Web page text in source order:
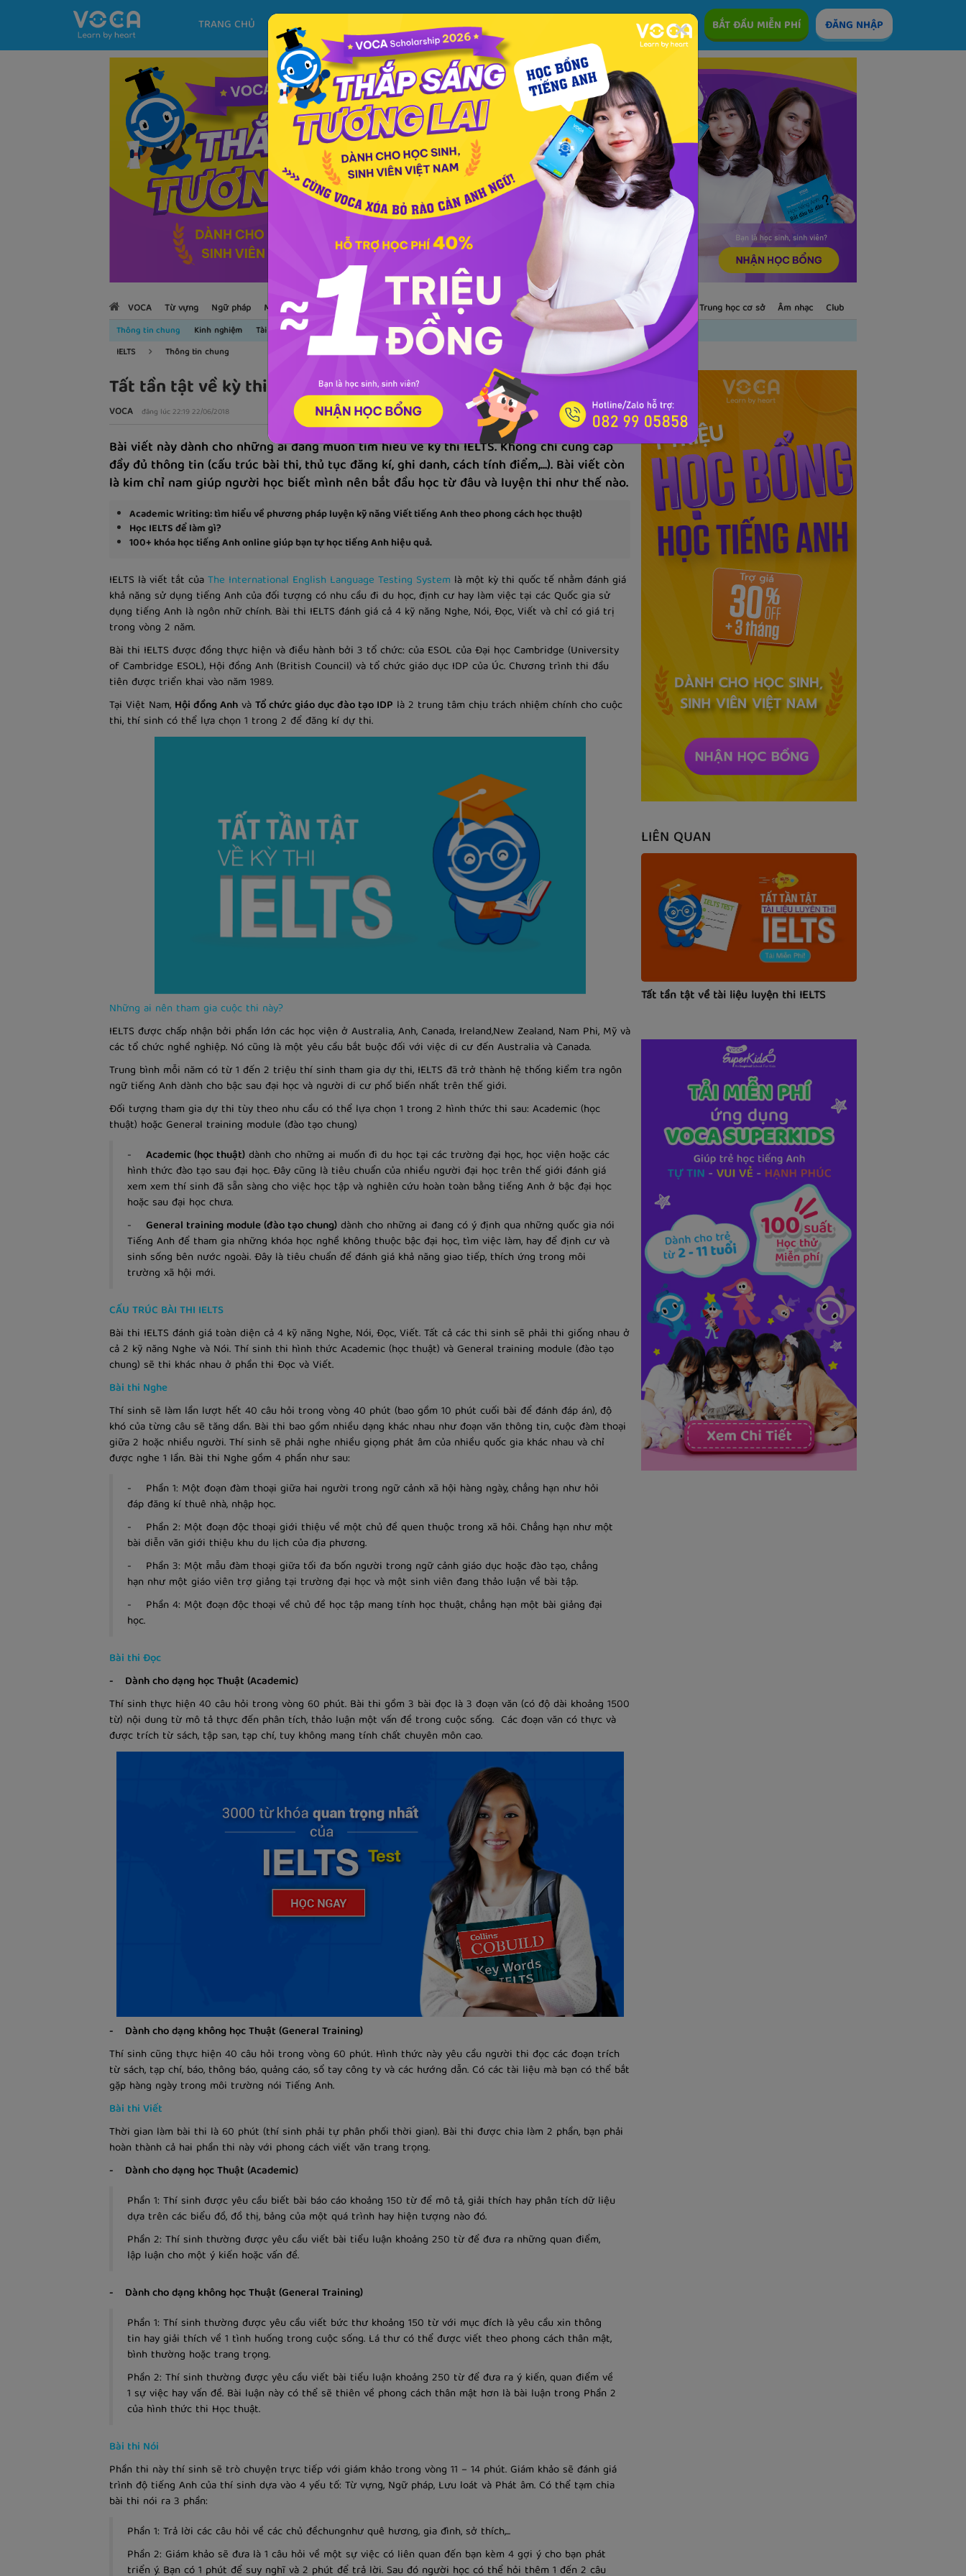
ĐĂNG NHẬP
BẮT ĐẦU MIỄN PHÍ
XEM THÊM
PREMIUM
PHƯƠNG PHÁP
KHÓA HỌC
TRANG CHỦ
VOCA Từ vựng Ngữ pháp Mẫu câu Học phát âm Giao tiếp Luyện viết Phổ thông Luyện nói TOEIC IELTS Trẻ em Trung học cơ sở Âm nhạc Club
Thông tin chung Kinh nghiệm Tài liệu học
Ngữ pháp
IELTS
Thông tin chung
Tất tần tật về kỳ thi IELTS
VOCA đăng lúc 22:19 22/06/2018
Bài viết này dành cho những ai đang muốn tìm hiểu về kỳ thi IELTS. Không chỉ cung cấp
đầy đủ thông tin (cấu trúc bài thi, thủ tục đăng kí, ghi danh, cách tính điểm,...). Bài viết còn
là kim chỉ nam giúp người học biết mình nên bắt đầu học từ đâu và luyện thi như thế nào.
Academic Writing: tìm hiểu về phương pháp luyện kỹ năng Viết tiếng Anh theo phong cách học thuật)
Học IELTS để làm gì?
100+ khóa học tiếng Anh online giúp bạn tự học tiếng Anh hiệu quả.
IELTS là viết tắt củaThe International English Language Testing System là một kỳ thi quốc tế nhằm đánh giá
khả năng sử dụng tiếng Anh của đối tượng có nhu cầu đi du học, định cư hay làm việc tại các Quốc gia sử
dụng tiếng Anh là ngôn nhữ chính. Bài thi IELTS đánh giá cả 4 kỹ năng Nghe, Nói, Đọc, Viết và chỉcó giá trị
trong vòng 2 năm.
Bài thi IELTS được đồng thực hiện và điều hành bởi 3 tổ chức: của ESOL của Đại học Cambridge (University
of Cambridge ESOL), Hội đồng Anh (British Council) và tổ chức giáo dục IDP của Úc. Chương trình thi đầu
tiên được triển khai vào năm 1989.
Tại Việt Nam, Hội đồng AnhvàTổ chức giáo dục đào tạo IDP là 2 trung tâm chịu trách nhiệm chính cho cuộc
thi, thí sinh có thể lựa chọn 1 trong 2 để đăng kí dự thi.
Những ai nên tham gia cuộc thi này?
IELTS được chấp nhận bởi phần lớn các học viện ở Australia, Anh, Canada, Ireland,New Zealand, Nam Phi, Mỹ và
các tổ chức nghề nghiệp. Nó cũng là một yêu cầu bắt buộc đối với việc di cư đến Australia và Canada.
Trung bình mỗi năm có từ 1 đến 2 triệu thí sinh tham gia dự thi, IELTS đã trở thành hệ thống kiểm tra ngôn
ngữ tiếng Anh dành cho bậc sau đại học và người di cư phổ biến nhất trên thế giới.
Đối tượng tham gia dự thi tùy theo nhu cầu có thể lựa chọn 1 trong 2 hình thức thi sau: Academic (học
thuật) hoặc General training module (đào tạo chung)
- Academic (học thuật)dành cho những ai muốn đi du học tại các trường đại học, học viện hoặc các
hình thức đào tạo sau đại học.Đây cũng là tiêu chuẩn của nhiều người đại học trên thế giới đánh giá
xem xem thí sinh đã sẵn sàng cho việc học tập và nghiên cứu hoàn toàn bằng tiếng Anh ở bậc đại học
hoặc sau đại học chưa.
- General training module (đào tạo chung)dành cho những ai đang có ý định qua những quốc gia nói
Tiếng Anh để tham gia những khóa học nghề không thuộc bậc đại học, tìm việc làm, hay để định cư và
sinh sống bên nước ngoài. Đây là tiêu chuẩn để đánh giá khả năng giao tiếp, thích ứng trong môi
trường xã hội mới.
CẤU TRÚC BÀI THI IELTS
Bài thi IELTS đánh giá toàn diện cả 4 kỹ năng Nghe, Nói, Đọc, Viết. Tất cả các thi sinh sẽ phải thi giống nhau ở
cả 2 kỹ năng Nghe và Nói. Thí sinh thi hình thức Academic (học thuật) và General training module (đào tạo
chung) sẽ thi khác nhau ở phần thi Đọc và Viết.
Bài thi Nghe
Thí sinh sẽ làm lần lượt hết 40 câu hỏi trong vòng 40 phút (bao gồm 10 phút cuối bài để đánh đáp án), độ
khó của từng câu sẽ tăng dần. Bài thi bao gồm nhiều dạng khác nhau như đoạn văn thông tin, cuộc đàm thoại
giữa 2 hoặc nhiều người. Thí sinh sẽ phải nghe nhiều giọng phát âm của nhiều quốc gia khác nhau và chỉ
được nghe 1 lần. Bài thi Nghe gồm 4 phần như sau:
- Phần 1: Một đoạn đàm thoại giữa hai người trong ngữ cảnh xã hội hàng ngày, chẳng hạn như hỏi
đáp đăng kí thuê nhà, nhập học.
- Phần 2: Một đoạn độc thoại giới thiệu về một chủ đề quen thuộc trong xã hôi. Chẳng hạn như một
bài diễn văn giới thiệu khu du lịch của địa phương.
- Phần 3: Một mẫu đàm thoại giữa tối đa bốn người trong ngữ cảnh giáo dục hoặc đào tạo, chẳng
hạn như một giáo viên trợ giảng tại trường đại học và một sinh viên đang thảo luận về bài tập.
- Phần 4: Một đoạn độc thoại về chủ đề học tập mang tính học thuật, chẳng hạn một bài giảng đại
học.
Bài thi Đọc
- Dành cho dạng học Thuật (Academic)
Thí sinh thực hiện 40 câu hỏi trong vòng 60 phút. Bài thi gồm 3 bài đọc là 3 đoạn văn (có độ dài khoảng 1500
từ) nội dung từ mô tả thực đến phân tích, thảo luận một vấn đề trong cuộc sống. Các đoạn văn có thực và
được trích từ sách, tập san, tạp chí, tuy không mang tính chất chuyên môn cao.
- Dành cho dạng không học Thuật (General Training)
Thí sinh cũng thực hiện 40 câu hỏi trong vòng 60 phút. Hình thức này yêu cầu người thi đọc các đoạn trích
từ sách, tạp chí, báo, thông báo, quảng cáo, sổ tay công ty và các hướng dẫn. Có các tài liệu mà bạn có thể bắt
gặp hàng ngày trong môi trường nói Tiếng Anh.
Bài thi Viết
Thời gian làm bài thi là 60 phút (thí sinh phải tự phân phối thời gian). Bài thi được chia làm 2 phần, bạn phải
hoàn thành cả hai phần thi này với phong cách viết văn trang trọng.
- Dành cho dạng học Thuật (Academic)
Phần 1: Thí sinh được yêu cầu biết bài báo cáo khoảng 150 từ để mô tả, giải thích hay phân tích dữ liệu
dựa trên các biểu đồ, đồ thị, bảng của một quá trình hay hiện tượng nào đó.
Phần 2: Thí sinh thường được yêu cầu viết bài tiểu luận khoảng 250 từ để đưa ra những quan điểm,
lập luận cho một ý kiến hoặc vấn đề.
- Dành cho dạng không học Thuật (General Training)
Phần 1: Thí sinh thường được yêu cầu viết bức thư khoảng 150 từ với mục đích là yêu cầu xin thông
tin hay giải thích về 1 tình huống trong cuộc sống. Lá thư có thể được viết theo phong cách thân mật,
bình thường hoặc trang trọng.
Phần 2: Thí sinh thường được yêu cầu viết bài tiểu luận khoảng 250 từ để đưa ra ý kiến, quan điểm về
1 sự việc hay vấn đề. Bài luận này có thể sẽ thiên về phong cách thân mật hơn là bài luận trong Phần 2
của hình thức thi Học thuật.
Bài thi Nói
Phần thi này thí sinh sẽ trò chuyện trực tiếp với giám khảo trong vòng 11 – 14 phút. Giám khảo sẽ đánh giá
trình độ tiếng Anh của thí sinh dựa vào 4 yếu tố: Từ vựng, Ngữ pháp, Lưu loát và Phát âm. Có thể tạm chia
bài thi nói ra 3 phần:
Phần 1: Trả lời các câu hỏi về các chủ đềchungnhư quê hương, gia đình, sở thích,...
Phần 2: Giám khảo sẽ đưa là 1 câu hỏi về một sự việc có liên quan đến bạn kèm 4 gợi ý cho bạn phát
triển ý. Bạn có 1 phút để suy nghĩ và 2 phút để trả lời. Sau đó người học có thể hỏi thêm 1 đến 2 câu
LIÊN QUAN
Tất tần tật về tài liệu luyện thi IELTS